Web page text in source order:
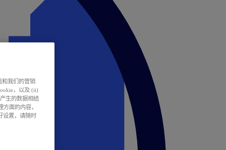
和我们的营销
，以及 (ii)
生的数据相结
面的内容，
设置，请随时